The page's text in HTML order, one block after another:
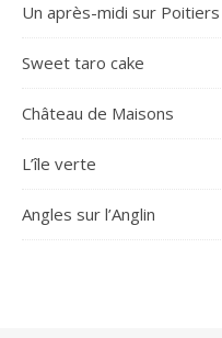
Un après-midi sur Poitiers
Sweet taro cake
Château de Maisons
L’île verte
Angles sur l’Anglin